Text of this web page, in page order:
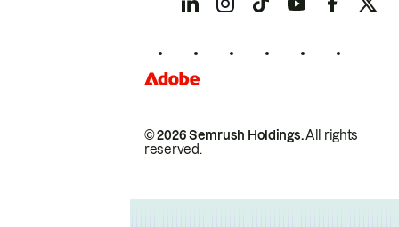
© 2026 Semrush Holdings.All rights
reserved.